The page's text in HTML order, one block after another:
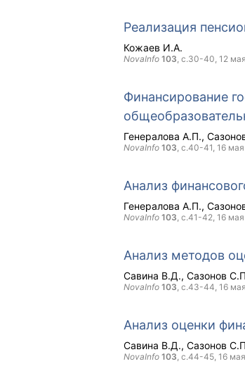
Реализация
Кожаев И.А.
NovaInfo 103, с.30-40, 12
Финансирование
Генералова А.П.
NovaInfo 103, с.40-41, 16
Анализ
Генералова А.П.
NovaInfo 103, с.41-42, 16
Анализ методов
Савина В.Д. Сазонов
NovaInfo 103, с.43-44, 16
Анализ оценки
Савина В.Д. Сазонов
NovaInfo 103, с.44-45, 16